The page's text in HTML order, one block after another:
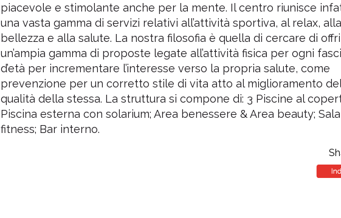
piacevole e stimolante anche per la mente. Il centro riunisce
una vasta gamma di servizi relativi all’attività sportiva, al relax, alla
bellezza e alla salute. La nostra filosofia è quella di cercare di
un’ampia gamma di proposte legate all’attività fisica per ogni
d’età per incrementare l’interesse verso la propria salute, come
prevenzione per un corretto stile di vita atto al miglioramento
qualità della stessa. La struttura si compone di: 3 Piscine al
Piscina esterna con solarium; Area benessere & Area beauty; Sala
fitness; Bar interno.
5°
Centro Natatorio Santini